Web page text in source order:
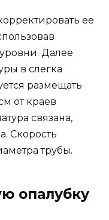
ее
Далее
в слегка
размещать
от краев
связана,
Скорость
трубы.
опалубку